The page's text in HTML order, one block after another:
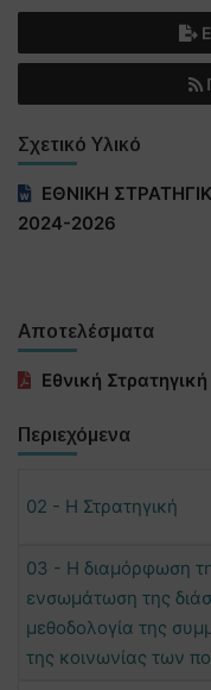
Σχετικό Υλικό
ΕΘΝΙΚΗ
2024-2026
Αποτελέσματα
Εθνική
Περιεχόμενα
02 - Η Στρατηγική
03 - Η διαμόρφωση
ενσωμάτωση της
μεθοδολογία της
της κοινωνίας των